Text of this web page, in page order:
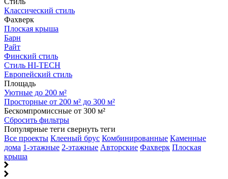
Классический стиль
Фахверк
Плоская крыша
Барн
Райт
Финский стиль
Стиль HI-TECH
Европейский стиль
Площадь
Уютные до 200 м²
Просторные от 200 м² до 300 м²
Бескомпромиссные от 300 м²
Сбросить фильтры
Популярные теги свернуть теги
Все проекты Клееный брус Комбинированные Каменные
дома 1-этажные 2-этажные Авторские Фахверк Плоская
крыша